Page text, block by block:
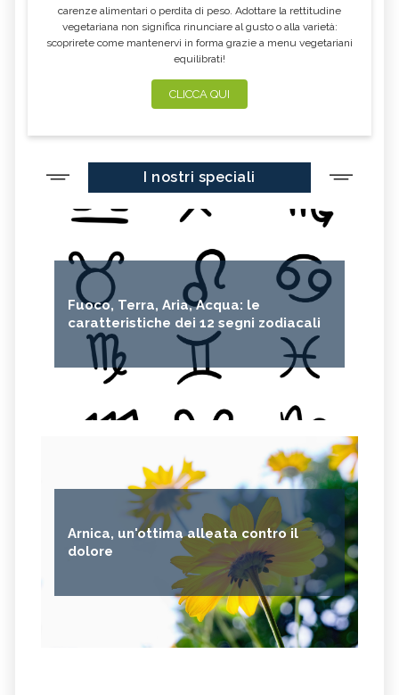
carenze alimentari o perdita di peso. Adottare la rettitudine
vegetariana non significa rinunciare al gusto o alla varietà:
scoprirete come mantenervi in forma grazie a menu vegetariani
equilibrati!
CLICCA QUI
I nostri speciali
Fuoco, Terra, Aria, Acqua: le
caratteristiche dei 12 segni zodiacali
Arnica, un'ottima alleata contro il
dolore